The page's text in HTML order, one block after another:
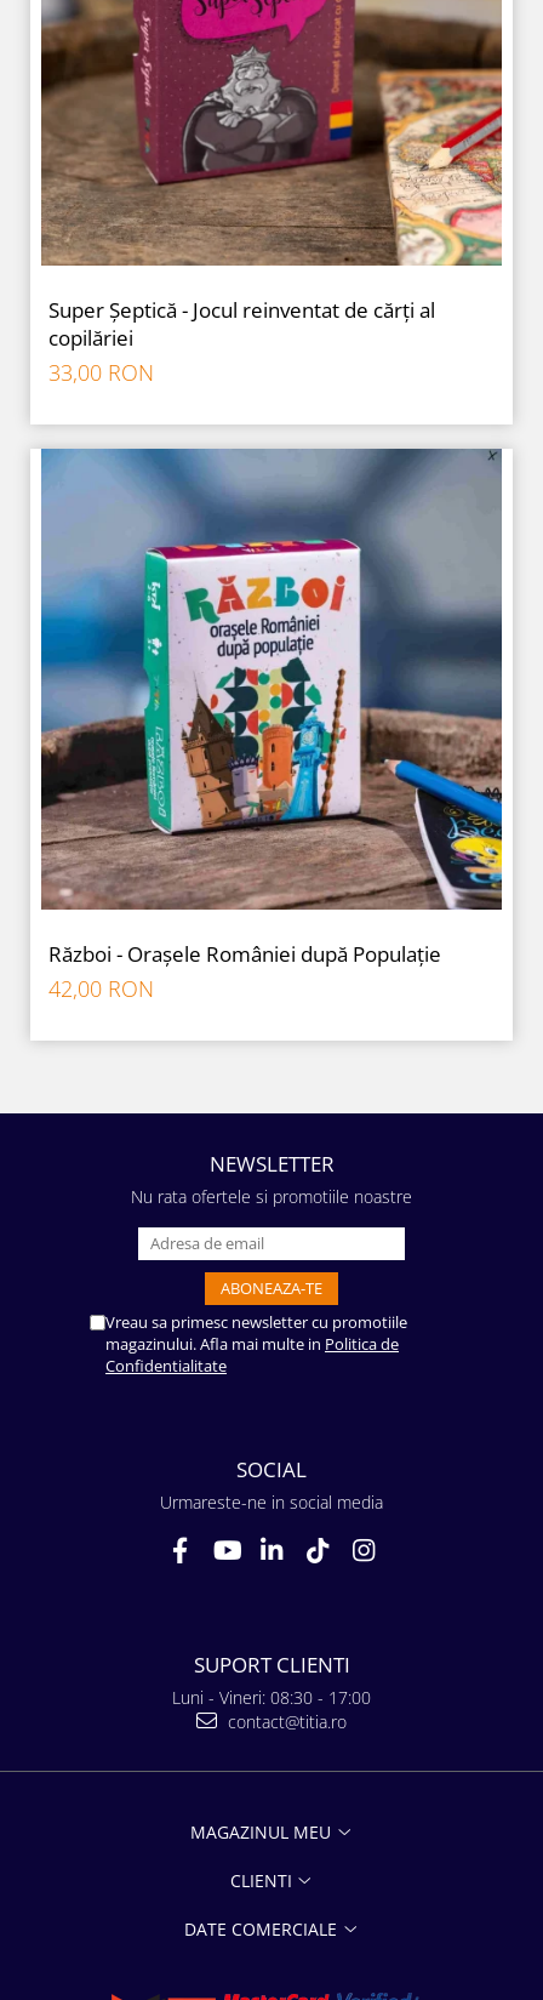
Super Șeptică - Jocul reinventat de cărți al
copilăriei
33,00 RON
Război - Orașele României după Populație
42,00 RON
NEWSLETTER
Nu rata ofertele si promotiile noastre
Vreau sa primesc newsletter cu promotiile
magazinului. Afla mai multe in Politica de
Confidentialitate
SOCIAL
Urmareste-ne in social media
SUPORT CLIENTI
Luni - Vineri: 08:30 - 17:00
contact@titia.ro
MAGAZINUL MEU
CLIENTI
DATE COMERCIALE